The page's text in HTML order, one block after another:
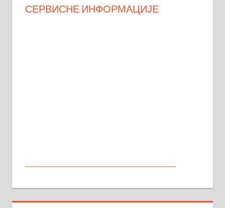
СЕРВИСНЕ ИНФОРМАЦИЈЕ
МАЛИ ОГЛАСИ
На продају кућа у Алексинцу,